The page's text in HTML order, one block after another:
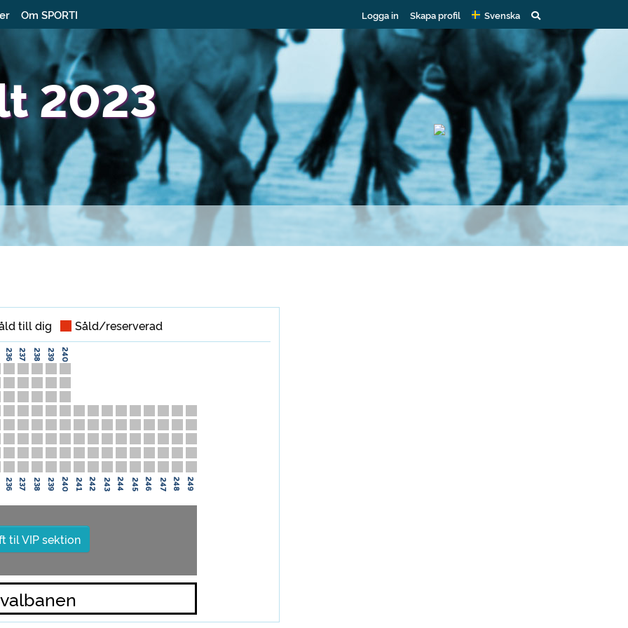
Om SPORTI Logga in Skapa profil Svenska
2023
till dig Såld/reserverad
236 237 238 239 240
236 237 238 239 240 241 242 243 244 245 246 247 248 249
til VIP sektion